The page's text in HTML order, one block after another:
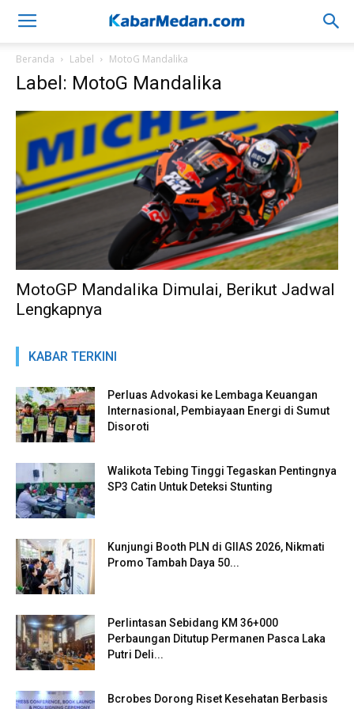
Beranda Label MotoG Mandalika
Label: MotoG Mandalika
MotoGP Mandalika Dimulai, Berikut Jadwal
Lengkapnya
KABAR TERKINI
Perluas Advokasi ke Lembaga Keuangan
Internasional, Pembiayaan Energi di Sumut
Disoroti
Walikota Tebing Tinggi Tegaskan Pentingnya
SP3 Catin Untuk Deteksi Stunting
Kunjungi Booth PLN di GIIAS 2026, Nikmati
Promo Tambah Daya 50...
Perlintasan Sebidang KM 36+000
Perbaungan Ditutup Permanen Pasca Laka
Putri Deli...
Bcrobes Dorong Riset Kesehatan Berbasis